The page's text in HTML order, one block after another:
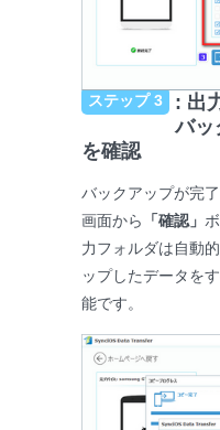
ステップ 3
: 出
バッ
を確認
バックアップが完
画面から
「確認」
力フォルダは自動
ップしたデータを
能です。